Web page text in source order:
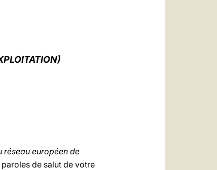
réseau européen de
de salut de votre